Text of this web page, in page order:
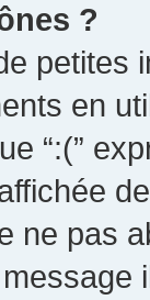
?
petites
en
“:(”
ne pas